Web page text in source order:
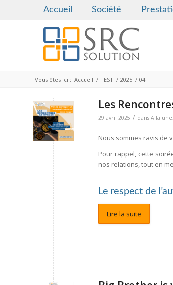
Accueil Société
Vous êtes ici : Accueil / TEST / 2025 / 04
Les
29 avril 2025 / dans A la une,
Nous sommes ravis de
Pour rappel, cette
nos relations, tout en
Le respect de
Lire la suite